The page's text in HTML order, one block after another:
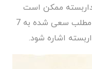
ممکن است
مرتکب اشتباهات ساده شویم. در این مطلب سعی شده به 7
اشاره شود.